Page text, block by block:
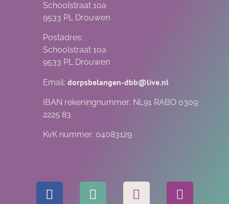
Schoolstraat 10a
9533 PL Drouwen
Postadres:
Schoolstraat 10a
9533 PL Drouwen
Email: dorpsbelangen-dbb@live.nl
IBAN rekeningnummer: NL91 RABO 0309
2225 83
KvK nummer: 04083129